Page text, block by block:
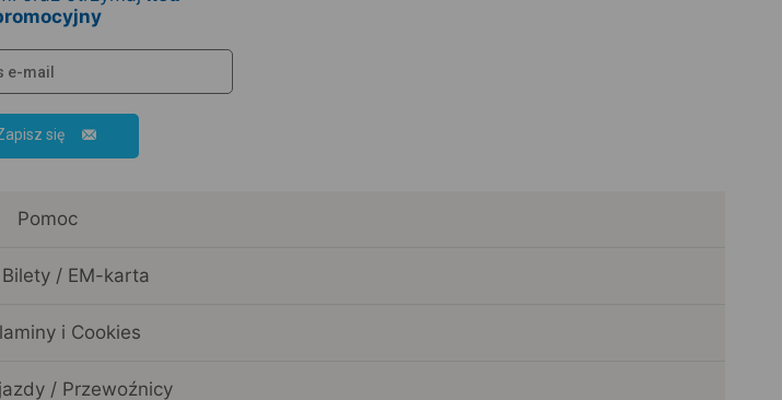
się
Pomoc
/ EM-karta
i Cookies
/ Przewoźnicy